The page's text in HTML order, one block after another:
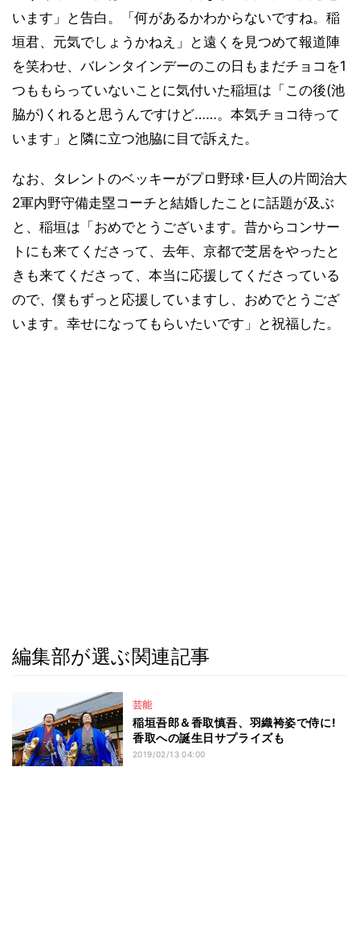
います」と告白。「何があるかわからないですね。稲
垣君、元気でしょうかねえ」と遠くを見つめて報道陣
を笑わせ、バレンタインデーのこの日もまだチョコを1
つももらっていないことに気付いた稲垣は「この後(池
脇が)くれると思うんですけど……。本気チョコ待って
います」と隣に立つ池脇に目で訴えた。
なお、タレントのベッキーがプロ野球･巨人の片岡治大
2軍内野守備走塁コーチと結婚したことに話題が及ぶ
と、稲垣は「おめでとうございます。昔からコンサー
トにも来てくださって、去年、京都で芝居をやったと
きも来てくださって、本当に応援してくださっている
ので、僕もずっと応援していますし、おめでとうござ
います。幸せになってもらいたいです」と祝福した。
編集部が選ぶ関連記事
芸能
稲垣吾郎＆香取慎吾、羽織袴姿で侍に!
香取への誕生日サプライズも
2019/02/13 04:00